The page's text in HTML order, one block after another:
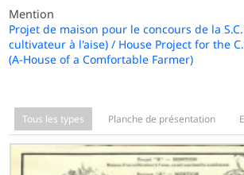
Mention
Projet de maison pour le concours de la
cultivateur à l'aise) / House Project for the
(A-House of a Comfortable Farmer)
Tous les types Planche de présentation